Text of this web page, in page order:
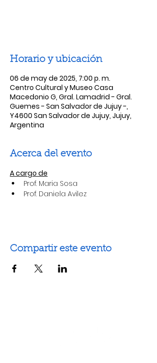
Horario y ubicación
06 de may de 2025, 7:00 p. m.
Centro Cultural y Museo Casa
Macedonio G, Gral. Lamadrid - Gral.
Guemes - San Salvador de Jujuy -,
Y4600 San Salvador de Jujuy, Jujuy,
Argentina
Acerca del evento
A cargo de
﻿﻿Prof. Maria Sosa
﻿﻿Prof. Daniela Avilez
Compartir este evento